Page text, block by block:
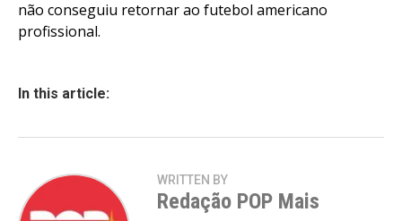
não conseguiu retornar ao futebol americano
profissional.
In this article:
WRITTEN BY
Redação POP Mais